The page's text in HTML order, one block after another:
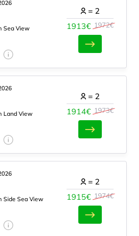
Sea View
1913€ 1972€
= 2
Land View
1914€ 1973€
= 2
Side Sea View
1915€ 1974€
= 2